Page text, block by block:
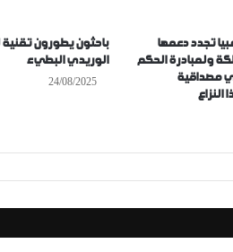
تجدد دعمها
ولمبادرة الحكم
مصداقية
باحثون يطورون
الوريدي البطيء
24/08/2025